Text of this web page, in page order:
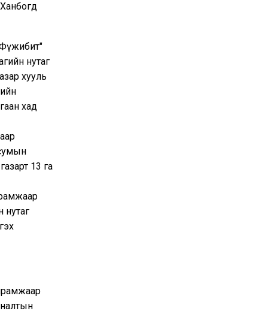
нутаг
хууль
хад
13 га
нутаг